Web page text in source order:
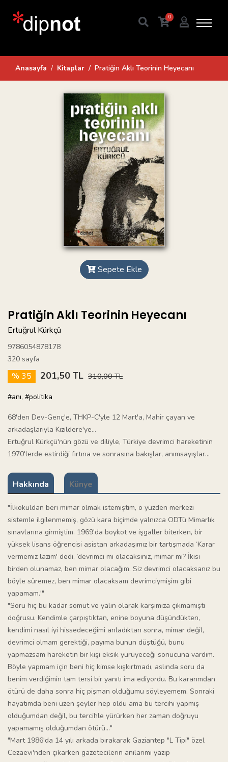
0
Anasayfa Kitaplar Pratiğin Aklı Teorinin Heyecanı
Sepete Ekle
Pratiğin Aklı Teorinin Heyecanı
Ertuğrul Kürkçü
9786054878178
320 sayfa
% 35 201,50 TL 310,00 TL
#anı, #politika
68'den Dev-Genç'e, THKP-C'yle 12 Mart'a, Mahir çayan ve
arkadaşlarıyla Kızıldere'ye...
Ertuğrul Kürkçü'nün gözü ve diliyle, Türkiye devrimci hareketinin
1970'lerde estirdiği fırtına ve sonrasına bakışlar, anımsayışlar...
Hakkında Künye
"İlkokuldan beri mimar olmak istemiştim, o yüzden merkezi
sistemle ilgilenmemiş, gözü kara biçimde yalnızca ODTü Mimarlık
sınavlarına girmiştim. 1969'da boykot ve işgaller biterken, bir
yüksek lisans öğrencisi asistan arkadaşımız bir tartışmada ‘Karar
vermemiz lazım' dedi, ‘devrimci mi olacaksınız, mimar mı? İkisi
birden olunamaz, ben mimar olacağım. Siz devrimci olacaksanız bu
böyle süremez, ben mimar olacaksam devrimciymişim gibi
yapamam.'"
"Soru hiç bu kadar somut ve yalın olarak karşımıza çıkmamıştı
doğrusu. Kendimle çarpıştıktan, enine boyuna düşündükten,
kendimi nasıl iyi hissedeceğimi anladıktan sonra, mimar değil,
devrimci olmam gerektiği, payıma bunun düştüğü, bunu
yapmazsam hareketin bir kişi eksik yürüyeceği sonucuna vardım.
Böyle yapmam için beni hiç kimse kışkırtmadı, aslında soru da
benim verdiğimin tam tersi bir yanıtı ima ediyordu. Bu kararımdan
ötürü de daha sonra hiç pişman olduğumu söyleyemem. Sonraki
hayatımda beni üzen şeyler hep oldu ama bu tercihi yapmış
olduğumdan değil, bu tercihle yürürken her zaman doğruyu
yapamamış olduğumdan ötürü..."
"Mart 1986'da 14 yılı arkada bırakarak Gaziantep "L Tipi" özel
Cezaevi'nden çıkarken gazetecilerin anılarımı yazıp